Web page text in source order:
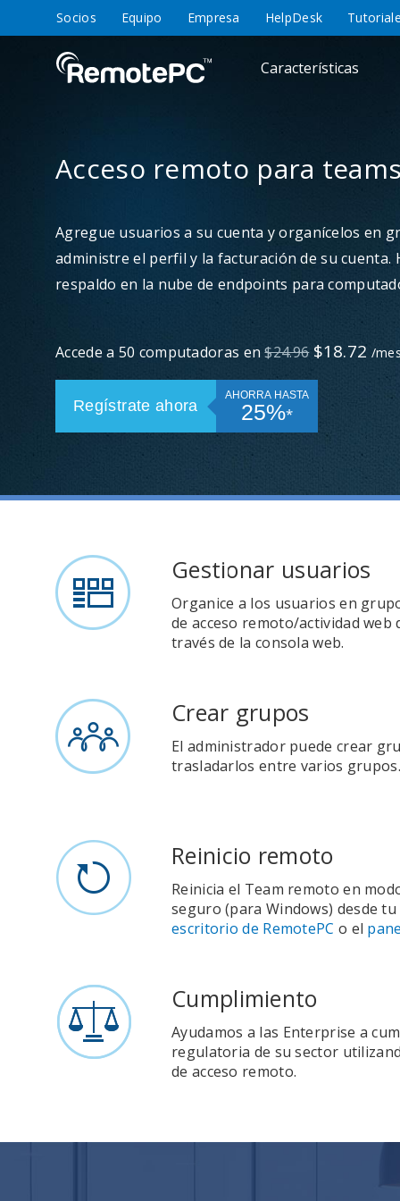
Socios Equipo Empresa HelpDesk
Características
Acceso remoto para
Agregue usuarios a su cuenta y organícelos en
administre el perfil y la facturación de su cuenta.
respaldo en la nube de endpoints para
Accede a 50 computadoras en $24.96 $18.72 /
Regístrate ahora
AHORRA HASTA
25%⁎
Gestionar usuarios
Organice a los usuarios en
de acceso remoto/actividad web
través de la consola web.
Crear grupos
El administrador puede crear
trasladarlos entre varios grupos.
Reinicio remoto
Reinicia el Team remoto en
seguro (para Windows) desde tu
escritorio de RemotePC o el
Cumplimiento
Ayudamos a las Enterprise a
regulatoria de su sector
de acceso remoto.